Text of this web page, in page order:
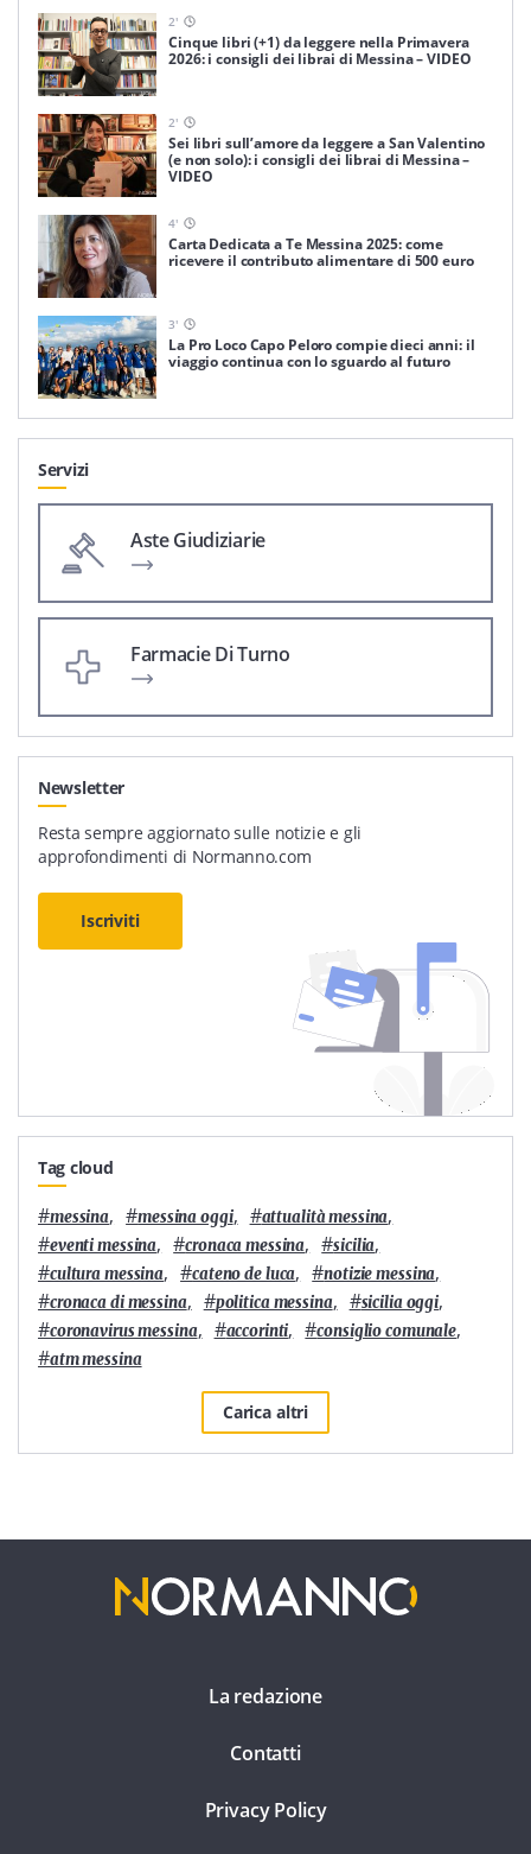
nostra newsletter
Iscriviti
2'
Cinque libri (+1) da leggere nella Primavera
2026: i consigli dei librai di Messina – VIDEO
2'
Sei libri sull’amore da leggere a San Valentino
(e non solo): i consigli dei librai di Messina –
VIDEO
4'
Carta Dedicata a Te Messina 2025: come
ricevere il contributo alimentare di 500 euro
3'
La Pro Loco Capo Peloro compie dieci anni: il
viaggio continua con lo sguardo al futuro
Servizi
Aste Giudiziarie
Farmacie Di Turno
Newsletter
Resta sempre aggiornato sulle notizie e gli
approfondimenti di Normanno.com
Iscriviti
Tag cloud
#messina, #messina oggi, #attualità messina,
#eventi messina, #cronaca messina, #sicilia,
#cultura messina, #cateno de luca, #notizie messina,
#cronaca di messina, #politica messina, #sicilia oggi,
#coronavirus messina, #accorinti, #consiglio comunale,
#atm messina
Carica altri
La redazione
Contatti
Privacy Policy